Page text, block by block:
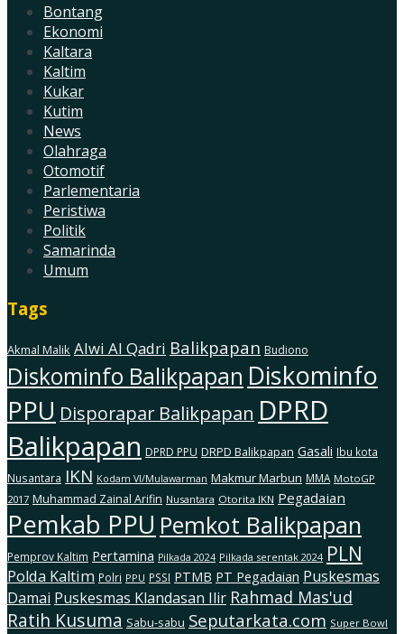
Bontang
Ekonomi
Kaltara
Kaltim
Kukar
Kutim
News
Olahraga
Otomotif
Parlementaria
Peristiwa
Politik
Samarinda
Umum
Tags
Akmal Malik Alwi Al Qadri Balikpapan Budiono
Diskominfo Balikpapan Diskominfo
PPU Disporapar Balikpapan DPRD
Balikpapan DPRD PPU DRPD Balikpapan Gasali Ibu kota
Nusantara IKN Kodam Vl/Mulawarman Makmur Marbun MMA MotoGP
2017 Muhammad Zainal Arifin Nusantara Otorita IKN Pegadaian
Pemkab PPU Pemkot Balikpapan
Pemprov Kaltim Pertamina Pilkada 2024 Pilkada serentak 2024 PLN
Polda Kaltim Polri PPU PSSI PTMB PT Pegadaian Puskesmas
Damai Puskesmas Klandasan Ilir Rahmad Mas'ud
Ratih Kusuma Sabu-sabu Seputarkata.com Super Bowl